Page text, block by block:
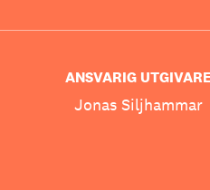
ANSVARIG UTGIVARE
Jonas Siljhammar